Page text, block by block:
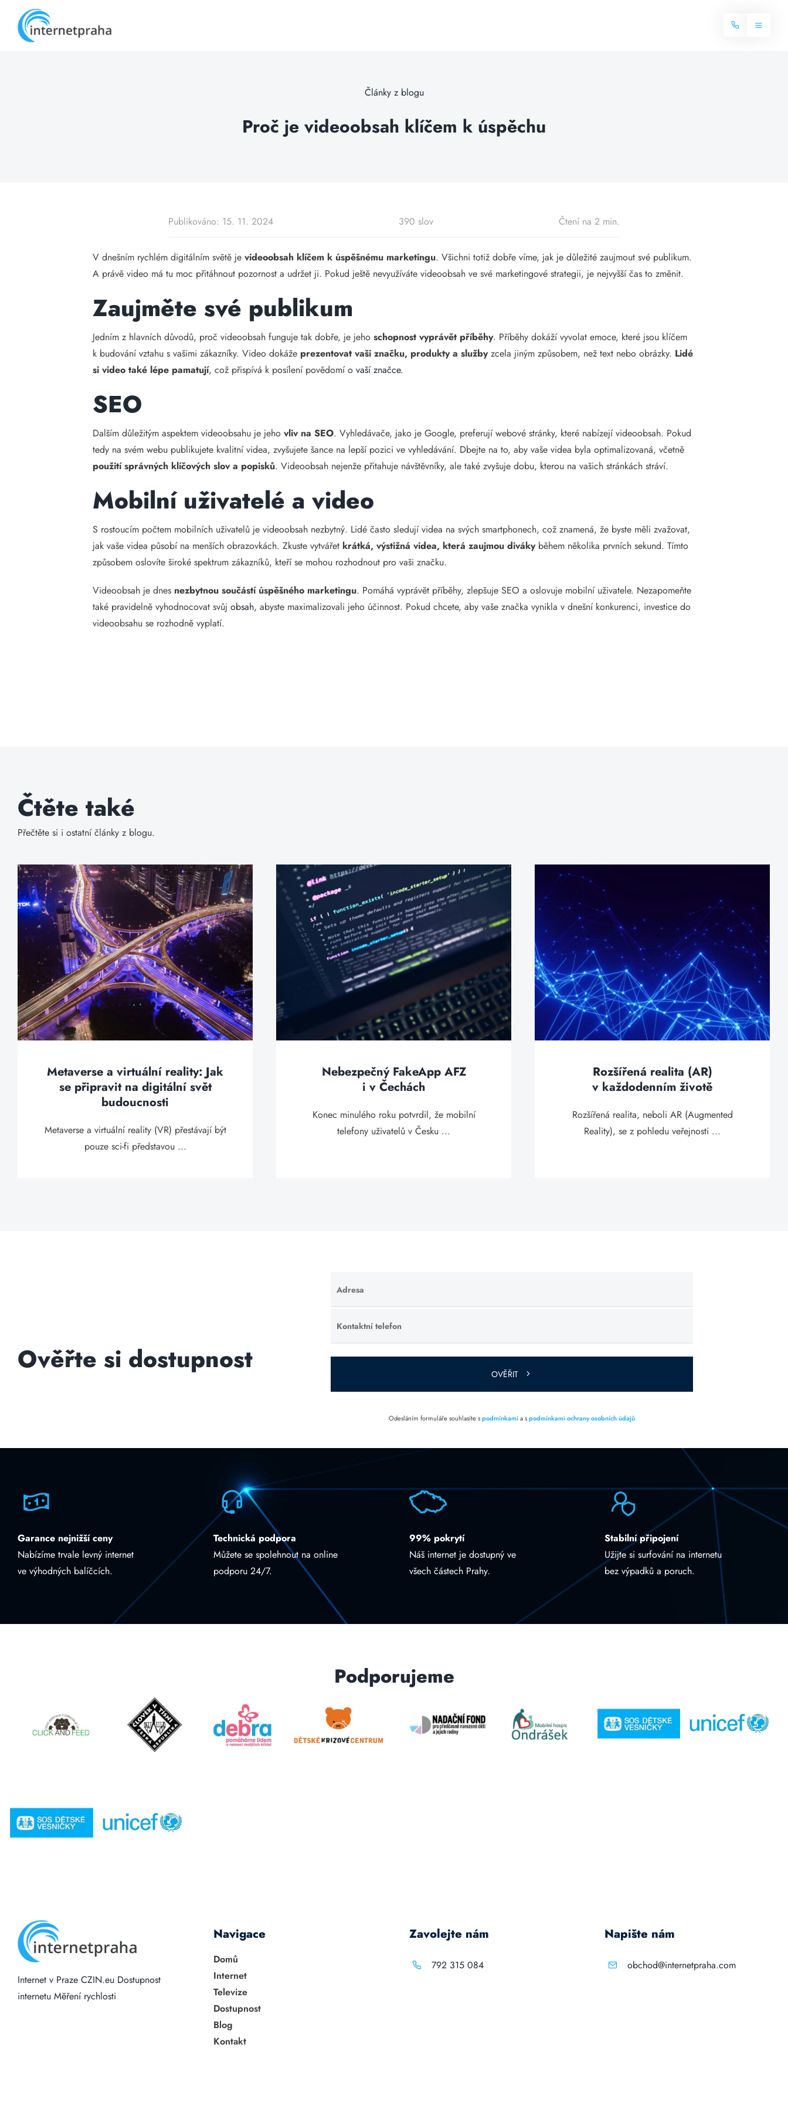
content
Toggle
Články z blogu
Proč je videoobsah klíčem k úspěchu
Publikováno: 15. 11. 2024 390 slov Čtení na 2 min.
V dnešním rychlém digitálním světě jevideoobsah klíčem k úspěšnému marketingu. Všichni totiž dobře víme, jak je důležité zaujmout své publikum.
A právě video má tu moc přitáhnout pozornost a udržet ji. Pokud ještě nevyužíváte videoobsah ve své marketingové strategii, je nejvyšší čas to změnit.
Zaujměte své publikum
Jedním z hlavních důvodů, proč videoobsah funguje tak dobře, je jehoschopnost vyprávět příběhy. Příběhy dokáží vyvolat emoce, které jsou klíčem
k budování vztahu s vašimi zákazníky. Video dokáže prezentovat vaši značku, produkty a službyzcela jiným způsobem, než text nebo obrázky. Lidé
si video také lépe pamatují, což přispívá k posílení povědomí o vaší značce.
SEO
Dalším důležitým aspektem videoobsahu je jehovliv na SEO. Vyhledávače, jako je Google, preferují webové stránky, které nabízejí videoobsah. Pokud
tedy na svém webu publikujete kvalitní videa, zvyšujete šance na lepší pozici ve vyhledávání. Dbejte na to, aby vaše videa byla optimalizovaná, včetně
použití správných klíčových slov a popisků. Videoobsah nejenže přitahuje návštěvníky, ale také zvyšuje dobu, kterou na vašich stránkách stráví.
Mobilní uživatelé a video
S rostoucím počtem mobilních uživatelů je videoobsah nezbytný. Lidé často sledují videa na svých smartphonech, což znamená, že byste měli zvažovat,
jak vaše videa působí na menších obrazovkách. Zkuste vytvářet krátká, výstižná videa, která zaujmou divákyběhem několika prvních sekund. Tímto
způsobem oslovíte široké spektrum zákazníků, kteří se mohou rozhodnout pro vaši značku.
Videoobsah je dnes nezbytnou součástí úspěšného marketingu. Pomáhá vyprávět příběhy, zlepšuje SEO a oslovuje mobilní uživatele. Nezapomeňte
také pravidelně vyhodnocovat svůjobsah, abyste maximalizovali jeho účinnost. Pokud chcete, aby vaše značka vynikla v dnešní konkurenci, investice do
videoobsahu se rozhodně vyplatí.
Čtěte také
Přečtěte si i ostatní články z blogu.
Metaverse a virtuální reality: Jak
se připravit na digitální svět
budoucnosti
Metaverse a virtuální reality (VR) přestávají být
pouze sci-fi představou ...
Nebezpečný FakeApp AFZ
i v Čechách
Konec minulého roku potvrdil, že mobilní
telefony uživatelů v Česku ...
Rozšířená realita (AR)
v každodenním životě
Rozšířená realita, neboli AR (Augmented
Reality), se z pohledu veřejnosti ...
Ověřte si dostupnost
Adresa
Ponechte
toto pole
prázdné.
Kontaktní telefon
Ponechte
toto pole
prázdné.
OVĚŘIT
Odesláním formuláře souhlasíte spodmínkamia spodmínkami ochrany osobních údajů
Garance nejnižší ceny
Nabízíme trvale levný internet
ve výhodných balíčcích.
Technická podpora
Můžete se spolehnout na online
podporu 24/7.
99% pokrytí
Náš internet je dostupný ve
všech částech Prahy.
Stabilní připojení
Užijte si surfování na internetu
bez výpadků a poruch.
Podporujeme
Internet v Praze CZIN.eu Dostupnost
internetu Měření rychlosti
Navigace
Domů
Internet
Televize
Dostupnost
Blog
Kontakt
Zavolejte nám
792 315 084
Napište nám
obchod@internetpraha.com